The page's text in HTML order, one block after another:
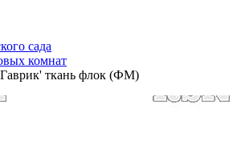
сада
комнат
ткань флок (ФМ)